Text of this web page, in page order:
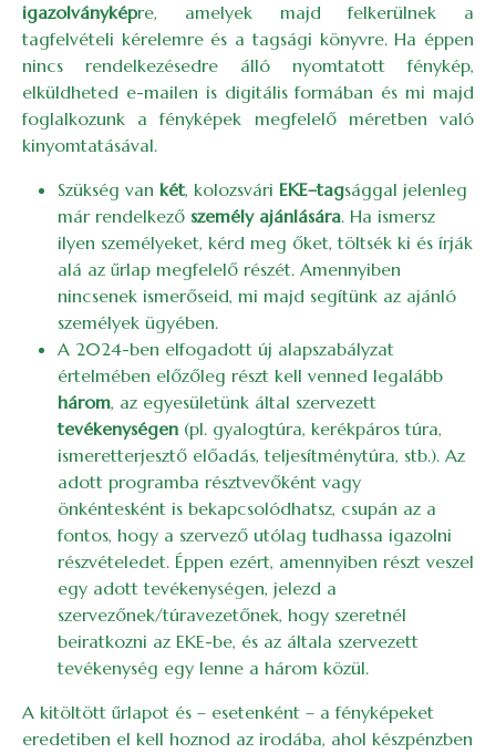
igazolványképre, amelyek majd felkerülnek a
tagfelvételi kérelemre és a tagsági könyvre. Ha éppen
nincs rendelkezésedre álló nyomtatott fénykép,
elküldheted e-mailen is digitális formában és mi majd
foglalkozunk a fényképek megfelelő méretben való
kinyomtatásával.
Szükség van két, kolozsvári EKE–tagsággal jelenleg
már rendelkező személy ajánlására. Ha ismersz
ilyen személyeket, kérd meg őket, töltsék ki és írják
alá az űrlap megfelelő részét. Amennyiben
nincsenek ismerőseid, mi majd segítünk az ajánló
személyek ügyében.
A 2024-ben elfogadott új alapszabályzat
értelmében előzőleg részt kell venned legalább
három, az egyesületünk által szervezett
tevékenységen (pl. gyalogtúra, kerékpáros túra,
ismeretterjesztő előadás, teljesítménytúra, stb.). Az
adott programba résztvevőként vagy
önkéntesként is bekapcsolódhatsz, csupán az a
fontos, hogy a szervező utólag tudhassa igazolni
részvételedet. Éppen ezért, amennyiben részt veszel
egy adott tevékenységen, jelezd a
szervezőnek/túravezetőnek, hogy szeretnél
beiratkozni az EKE-be, és az általa szervezett
tevékenység egy lenne a három közül.
A kitöltött űrlapot és – esetenként – a fényképeket
eredetiben el kell hoznod az irodába, ahol készpénzben